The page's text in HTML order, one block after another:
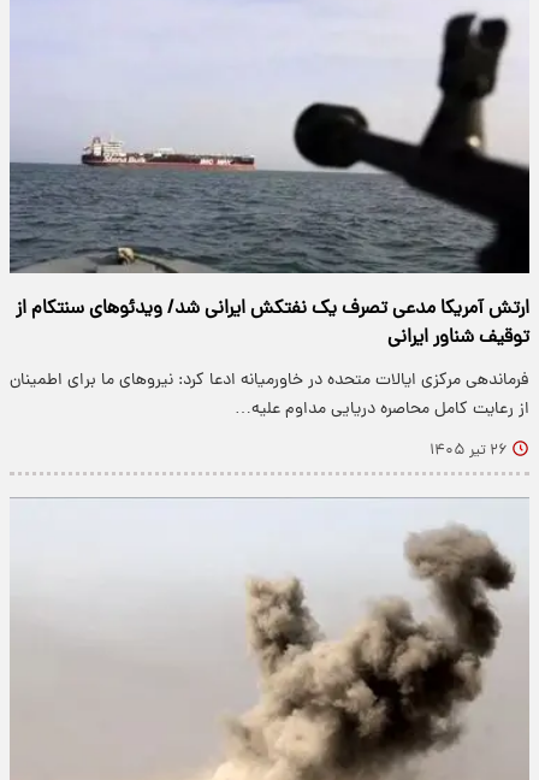
ارتش آمریکا مدعی تصرف یک نفتکش ایرانی شد/ ویدئوهای سنتکام از
توقیف شناور ایرانی
فرماندهی مرکزی ایالات متحده در خاورمیانه ادعا کرد: نیروهای ما برای اطمینان
از رعایت کامل محاصره دریایی مداوم علیه…
۲۶ تیر ۱۴۰۵